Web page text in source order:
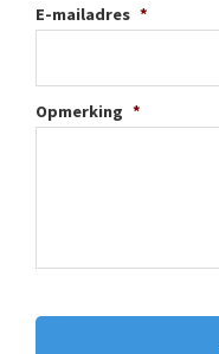
E-mailadres *
Opmerking *